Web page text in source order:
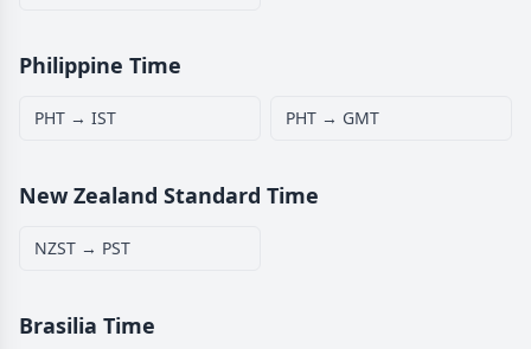
Philippine Time
PHT → IST PHT → GMT
New Zealand Standard Time
NZST → PST
Brasilia Time